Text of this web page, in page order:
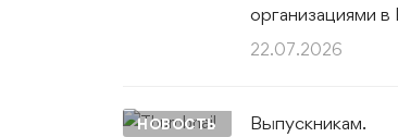
организациями в
22.07.2026
НОВОСТЬ
Выпускникам.